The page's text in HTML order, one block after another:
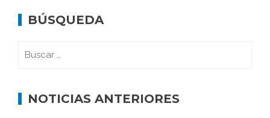
BÚSQUEDA
NOTICIAS ANTERIORES